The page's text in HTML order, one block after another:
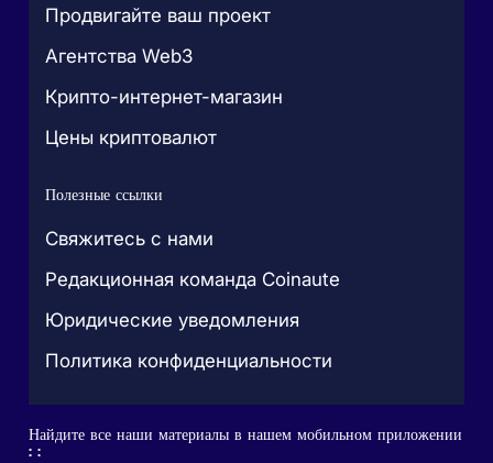
Продвигайте ваш проект
Агентства Web3
Крипто-интернет-магазин
Цены криптовалют
Полезные ссылки
Свяжитесь с нами
Редакционная команда Coinaute
Юридические уведомления
Политика конфиденциальности
Найдите все наши материалы в нашем мобильном приложении
: :